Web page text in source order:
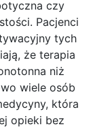
czy
Pacjenci
tych
że terapia
niż
wiele osób
która
opieki bez